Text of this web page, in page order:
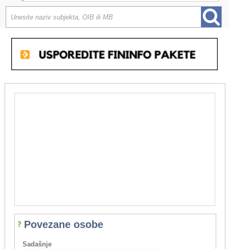
Povezane osobe
Sadašnje